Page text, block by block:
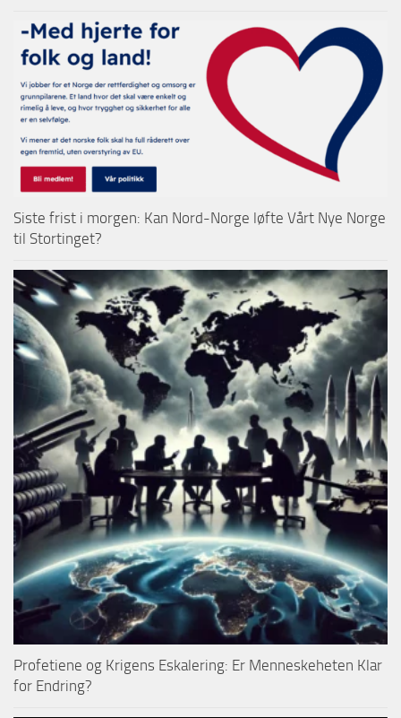
Siste frist i morgen: Kan Nord-Norge løfte Vårt Nye Norge
til Stortinget?
Profetiene og Krigens Eskalering: Er Menneskeheten Klar
for Endring?